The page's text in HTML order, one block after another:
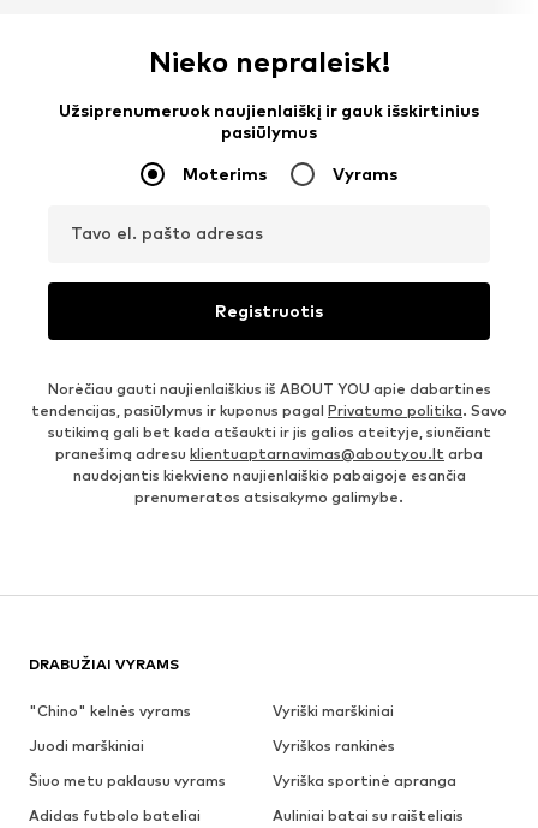
Nieko nepraleisk!
Užsiprenumeruok naujienlaiškį ir gauk išskirtinius
pasiūlymus
Moterims Vyrams
Tavo el. pašto adresas
Registruotis
Norėčiau gauti naujienlaiškius iš ABOUT YOU apie dabartines
tendencijas, pasiūlymus ir kuponus pagal Privatumo politika. Savo
sutikimą gali bet kada atšaukti ir jis galios ateityje, siunčiant
pranešimą adresu klientuaptarnavimas@aboutyou.lt arba
naudojantis kiekvieno naujienlaiškio pabaigoje esančia
prenumeratos atsisakymo galimybe.
DRABUŽIAI VYRAMS
"Chino" kelnės vyrams
Vyriški marškiniai
Juodi marškiniai
Vyriškos rankinės
Šiuo metu paklausu vyrams
Vyriška sportinė apranga
Adidas futbolo bateliai
Auliniai batai su raišteliais